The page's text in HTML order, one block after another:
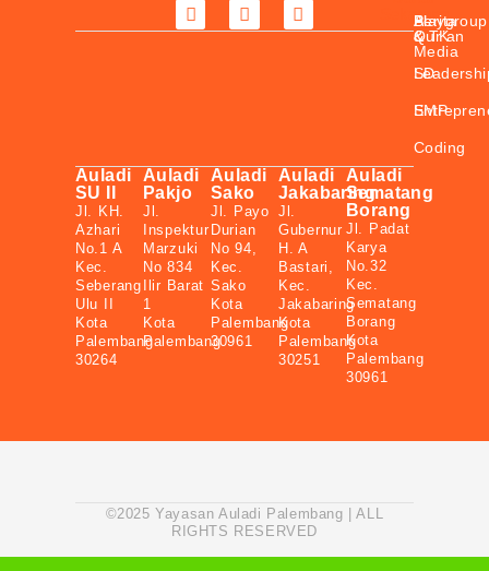
Berita
&
Media
Playgroup
& TK
SD
SMP
Al-
Qur’an
Coding
Sekarang
Auladi
SU II
Jl. KH.
Azhari
No.1 A
Kec.
Seberang
Ulu II
Kota
Palembang
30264
Auladi
Pakjo
Jl.
Inspektur
Marzuki
No 834
Ilir Barat
1
Kota
Palembang
Auladi
Sako
Jl. Payo
Durian
No 94,
Kec.
Sako
Kota
Palembang
30961
Auladi
Jakabaring
Jl.
Gubernur
H. A
Bastari,
Kec.
Jakabaring
Kota
Palembang
30251
Auladi
Sematang
Borang
Jl. Padat
Karya
No.32
Kec.
Sematang
Borang
Kota
Palembang
30961
©2025 Yayasan Auladi Palembang | ALL
RIGHTS RESERVED